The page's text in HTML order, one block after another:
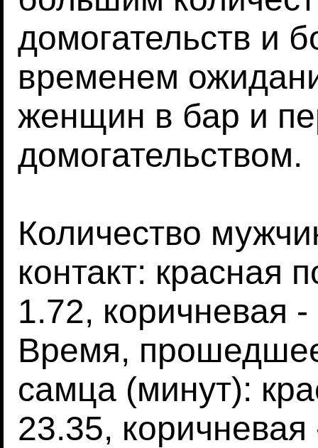
домогательств и
временем
женщин в бар и
домогательством.
Количество
контакт: красная
1.72, коричневая
Время,
самца (минут):
23.35,